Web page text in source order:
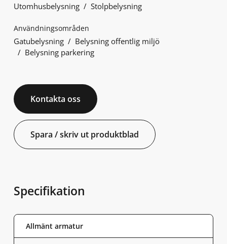
Utomhusbelysning Stolpbelysning
Användningsområden
Gatubelysning
Belysning offentlig miljö
Belysning parkering
Kontakta oss
Spara / skriv ut produktblad
Specifikation
Allmänt armatur